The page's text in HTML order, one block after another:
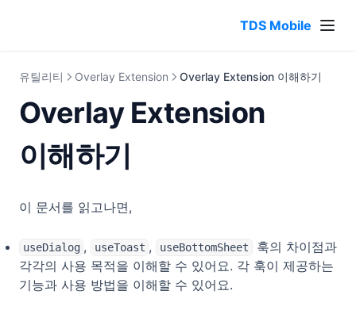
TDS Mobile
유틸리티 Overlay Extension Overlay Extension 이해하기
Overlay Extension
이해하기
이 문서를 읽고나면,
useDialog , useToast , useBottomSheet
훅의 차이점과
각각의 사용 목적을 이해할 수 있어요. 각 훅이 제공하는
기능과 사용 방법을 이해할 수 있어요.